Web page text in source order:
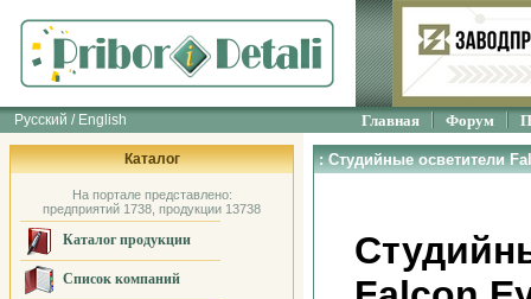
Русский / English Главная Форум
Каталог
На портале представлено:
предприятий 1738, продукции 13738
Каталог продукции
Список компаний
: Студийные осветители